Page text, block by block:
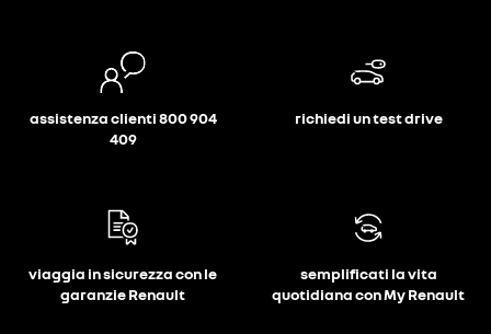
assistenza clienti 800 904
409
richiedi un test drive
viaggia in sicurezza con le
garanzie Renault
semplificati la vita
quotidiana con My Renault